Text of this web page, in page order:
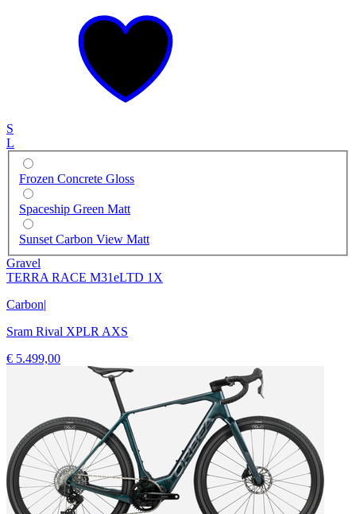
S
L
Frozen Concrete Gloss
Spaceship Green Matt
Sunset Carbon View Matt
Gravel
TERRA RACE M31eLTD 1X
Carbon|
Sram Rival XPLR AXS
€ 5.499,00